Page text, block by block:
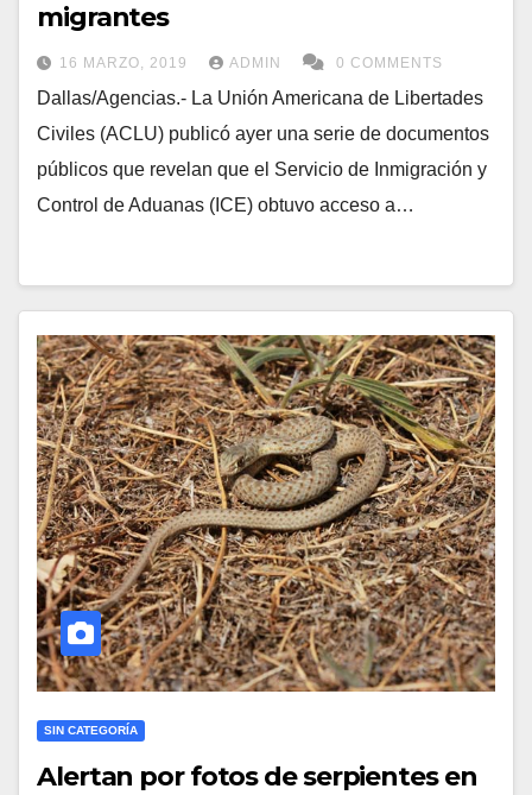
migrantes
16 MARZO, 2019 ADMIN 0 COMMENTS
Dallas/Agencias.- La Unión Americana de Libertades
Civiles (ACLU) publicó ayer una serie de documentos
públicos que revelan que el Servicio de Inmigración y
Control de Aduanas (ICE) obtuvo acceso a…
SIN CATEGORÍA
Alertan por fotos de serpientes en